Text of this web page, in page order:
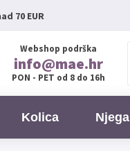
70 EUR
Webshop podrška
info@mae.hr
PON - PET od 8 do 16h
Kolica